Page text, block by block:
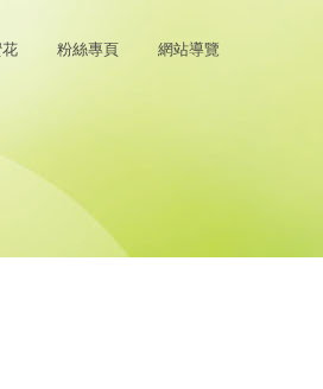
粉絲專頁 網站導覽